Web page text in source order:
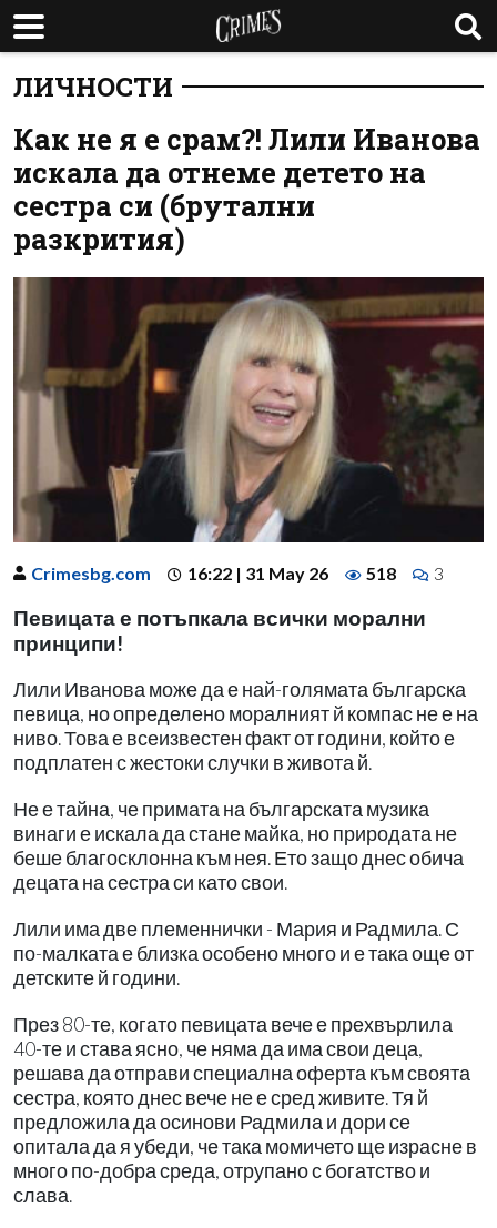
ЛИЧНОСТИ
Как не я е срам?! Лили Иванова
искала да отнеме детето на
сестра си (брутални
разкрития)
Crimesbg.com 16:22 | 31 May 26 518 3
Певицата е потъпкала всички морални
принципи!
Лили Иванова може да е най-голямата българска
певица, но определено моралният й компас не е на
ниво. Това е всеизвестен факт от години, който е
подплатен с жестоки случки в живота й.
Не е тайна, че примата на българската музика
винаги е искала да стане майка, но природата не
беше благосклонна към нея. Ето защо днес обича
децата на сестра си като свои.
Лили има две племеннички - Мария и Радмила. С
по-малката е близка особено много и е така още от
детските й години.
През 80-те, когато певицата вече е прехвърлила
40-те и става ясно, че няма да има свои деца,
решава да отправи специална оферта към своята
сестра, която днес вече не е сред живите. Тя й
предложила да осинови Радмила и дори се
опитала да я убеди, че така момичето ще израсне в
много по-добра среда, отрупано с богатство и
слава.